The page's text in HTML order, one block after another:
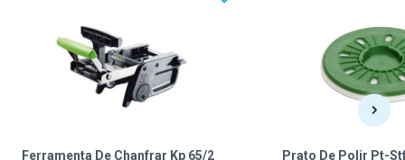
Ferramenta De Chanfrar Kp 65/2
Prato De Polir Pt-